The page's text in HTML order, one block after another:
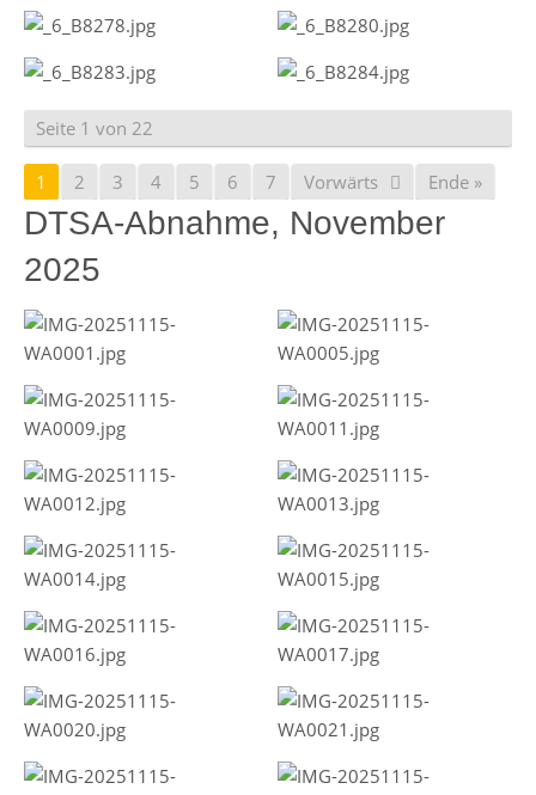
Seite 1 von 22
1 2 3 4 5 6 7 Vorwärts Ende »
DTSA-Abnahme, November
2025